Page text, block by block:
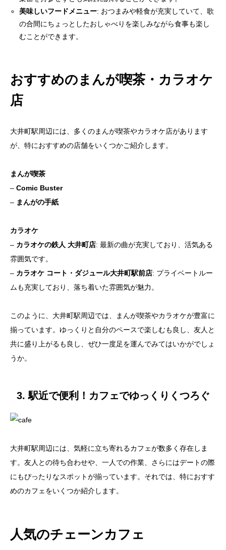
美味しいフードメニュー: おつまみや軽食が充実していて、歌
の合間にちょっとしたおしゃべりを楽しみながら食事も楽し
むことができます。
おすすめのまんが喫茶・カラオケ
店
大井町駅周辺には、多くのまんが喫茶やカラオケ店があります
が、特におすすめの店舗をいくつかご紹介します。
まんが喫茶
– Comic Buster
– まんがの手紙
カラオケ
– カラオケの鉄人 大井町店: 最新の曲が充実しており、活気ある
雰囲気です。
– カラオケ コート・ダジュール大井町駅前店: プライベートルー
ムも充実しており、落ち着いた雰囲気が魅力。
このように、大井町駅周辺では、まんが喫茶やカラオケが豊富に
揃っています。ゆっくりと自分のペースで楽しむも良し、友人と
共に盛り上がるも良し、ぜひ一度足を運んでみてはいかがでしょ
うか。
3. 駅近で便利！カフェでゆっくりくつろぐ
大井町駅周辺には、気軽に立ち寄れるカフェが数多く存在しま
す。友人との待ち合わせや、一人での作業、さらにはデートの際
にもぴったりなスポットが揃っています。それでは、特におすす
めのカフェをいくつか紹介します。
人気のチェーンカフェ